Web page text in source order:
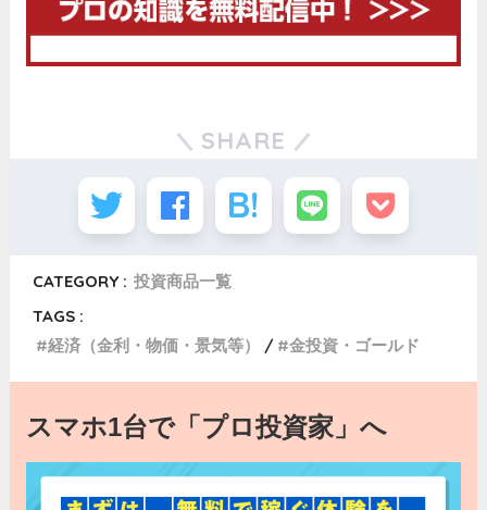
SHARE
CATEGORY : 投資商品一覧
TAGS :
経済（金利・物価・景気等）
金投資・ゴールド
スマホ1台で「プロ投資家」へ